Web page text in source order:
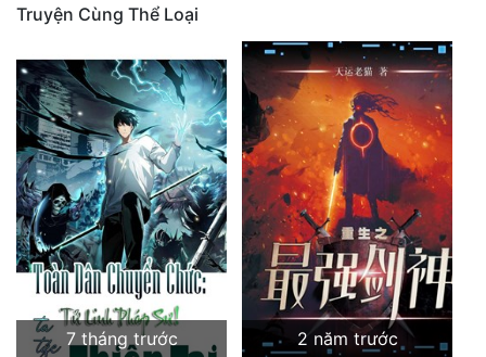
Ngược
Nữ Cường
Nữ Phụ
Phong Thủy - Tâm Linh
Phương Tây
Phản Phái
Quan Trường
Truyện Cùng Thể Loại
7 tháng trước 2 năm trước